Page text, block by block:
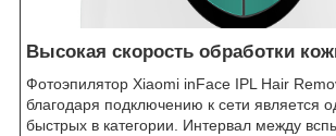
Высокая скорость обработки
Фотоэпилятор Xiaomi inFace IPL Hair
благодаря подключению к сети является
быстрых в категории. Интервал между